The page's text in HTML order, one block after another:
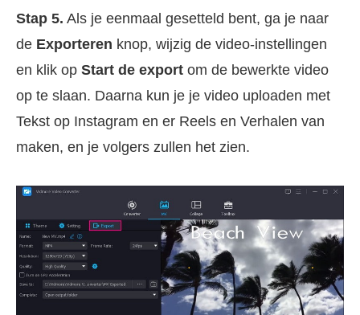
Stap 5. Als je eenmaal gesetteld bent, ga je naar
de Exporteren knop, wijzig de video-instellingen
en klik op Start de export om de bewerkte video
op te slaan. Daarna kun je je video uploaden met
Tekst op Instagram en er Reels en Verhalen van
maken, en je volgers zullen het zien.